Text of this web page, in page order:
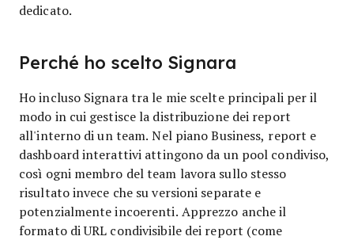
dedicato.
Perché ho scelto Signara
Ho incluso Signara tra le mie scelte principali per il
modo in cui gestisce la distribuzione dei report
all'interno di un team. Nel piano Business, report e
dashboard interattivi attingono da un pool condiviso,
così ogni membro del team lavora sullo stesso
risultato invece che su versioni separate e
potenzialmente incoerenti. Apprezzo anche il
formato di URL condivisibile dei report (come